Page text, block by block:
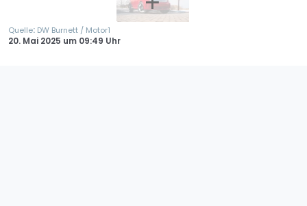
Quelle: DW Burnett / Motor1
20. Mai 2025 um 09:49 Uhr